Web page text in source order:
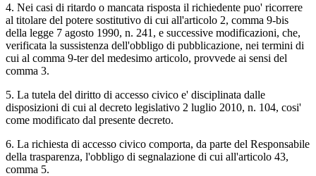
4. Nei casi di ritardo o mancata risposta il richiedente puo' ricorrere
al titolare del potere sostitutivo di cui all'articolo 2, comma 9-bis
della legge 7 agosto 1990, n. 241, e successive modificazioni, che,
verificata la sussistenza dell'obbligo di pubblicazione, nei termini di
cui al comma 9-ter del medesimo articolo, provvede ai sensi del
comma 3.
5. La tutela del diritto di accesso civico e' disciplinata dalle
disposizioni di cui al decreto legislativo 2 luglio 2010, n. 104, cosi'
come modificato dal presente decreto.
6. La richiesta di accesso civico comporta, da parte del Responsabile
della trasparenza, l'obbligo di segnalazione di cui all'articolo 43,
comma 5.